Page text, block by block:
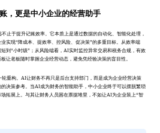
，更是中小企业的经营助手
止于提升记账效率。它本质上是通过数据的自动化、智能化处理，
实现“降成本、提效率、控风险、促决策”的多重目标。从效率端
到“小时级”；从风险端看，AI实时监控异常交易和税务合规，有效
让老板随时掌握企业经营动态，避免凭经验决策的盲目性。
重构。AI让财务不再只是后台支持部门，而是成为企业经营决策
决策参考。当AI成为财务的智能助手，中小企业终于可以摆脱繁琐
拓展上。与其让财务人员困在票据堆里，不如让AI为企业装上“智